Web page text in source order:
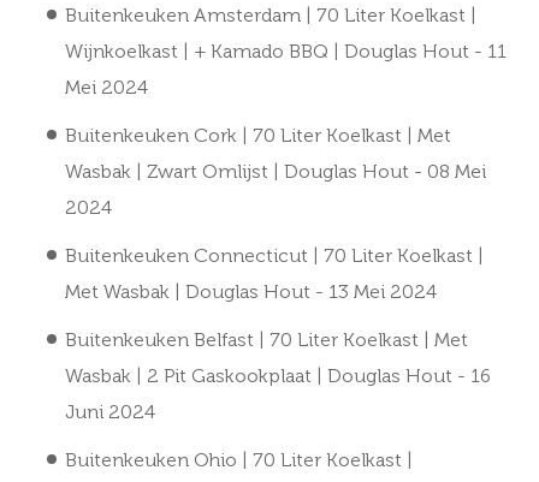
Buitenkeuken Amsterdam | 70 Liter Koelkast |
Wijnkoelkast | + Kamado BBQ | Douglas Hout - 11
Mei 2024
Buitenkeuken Cork | 70 Liter Koelkast | Met
Wasbak | Zwart Omlijst | Douglas Hout - 08 Mei
2024
Buitenkeuken Connecticut | 70 Liter Koelkast |
Met Wasbak | Douglas Hout - 13 Mei 2024
Buitenkeuken Belfast | 70 Liter Koelkast | Met
Wasbak | 2 Pit Gaskookplaat | Douglas Hout - 16
Juni 2024
Buitenkeuken Ohio | 70 Liter Koelkast |